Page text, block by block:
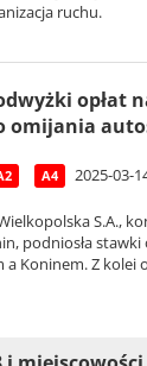
ruchu.
opłat
omijania
A4 2025-03-
S.A.,
podniosła stawki
Koninem. Z kolei